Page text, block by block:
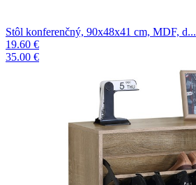
Stôl konferenčný, 90x48x41 cm, MDF, d...
19.60 €
35.00 €